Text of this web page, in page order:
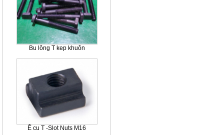
Bu lông T kep khuôn
Ê cu T -Slot Nuts M16